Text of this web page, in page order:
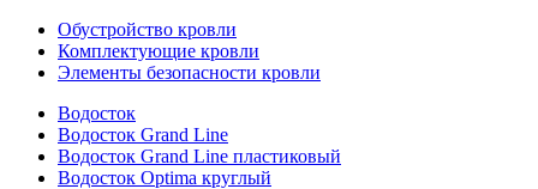
Обустройство кровли
Комплектующие кровли
Элементы безопасности кровли
Водосток
Водосток Grand Line
Водосток Grand Line пластиковый
Водосток Optima круглый